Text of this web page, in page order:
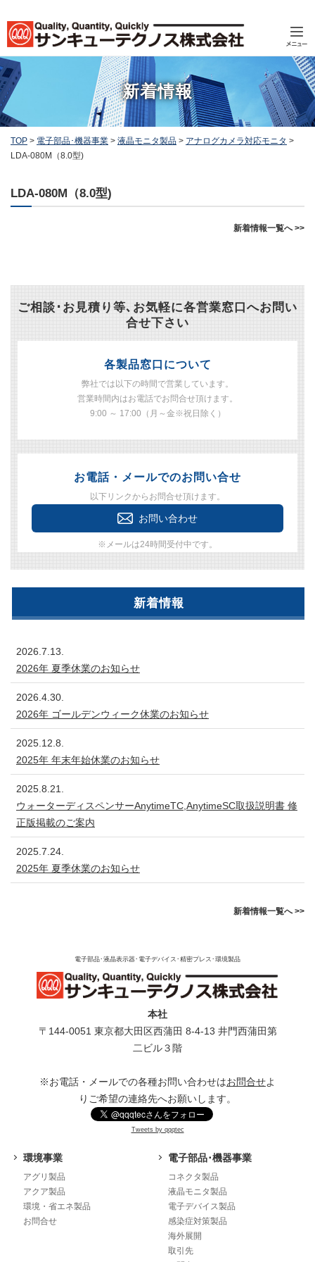
新着情報
TOP > 電子部品･機器事業 > 液晶モニタ製品 > アナログカメラ対応モニタ >
LDA-080M（8.0型)
LDA-080M（8.0型)
新着情報一覧へ >>
ご相談･お見積り等､お気軽に各営業窓口へお問い
合せ下さい
各製品窓口について
弊社では以下の時間で営業しています。
営業時間内はお電話でお問合せ頂けます。
9:00 ～ 17:00（月～金※祝日除く）
お電話・メールでのお問い合せ
以下リンクからお問合せ頂けます。
お問い合わせ
※メールは24時間受付中です。
新着情報
2026.7.13.
2026年 夏季休業のお知らせ
2026.4.30.
2026年 ゴールデンウィーク休業のお知らせ
2025.12.8.
2025年 年末年始休業のお知らせ
2025.8.21.
ウォーターディスペンサーAnytimeTC,AnytimeSC取扱説明書 修
正版掲載のご案内
2025.7.24.
2025年 夏季休業のお知らせ
新着情報一覧へ >>
電子部品･液晶表示器･電子デバイス･精密プレス･環境製品
本社
〒144-0051 東京都⼤⽥区⻄蒲⽥ 8-4-13 井⾨⻄蒲⽥第
⼆ビル３階
※お電話・メールでの各種お問い合わせはお問合せよ
りご希望の連絡先へお願いします。
Tweets by qqqtec
環境事業
アグリ製品
アクア製品
環境・省エネ製品
お問合せ
電子部品･機器事業
コネクタ製品
液晶モニタ製品
電子デバイス製品
感染症対策製品
海外展開
取引先